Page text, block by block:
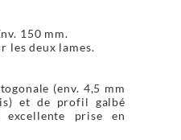
150 mm.
les deux lames.
(env. 4,5 mm
et de profil galbé
excellente prise en